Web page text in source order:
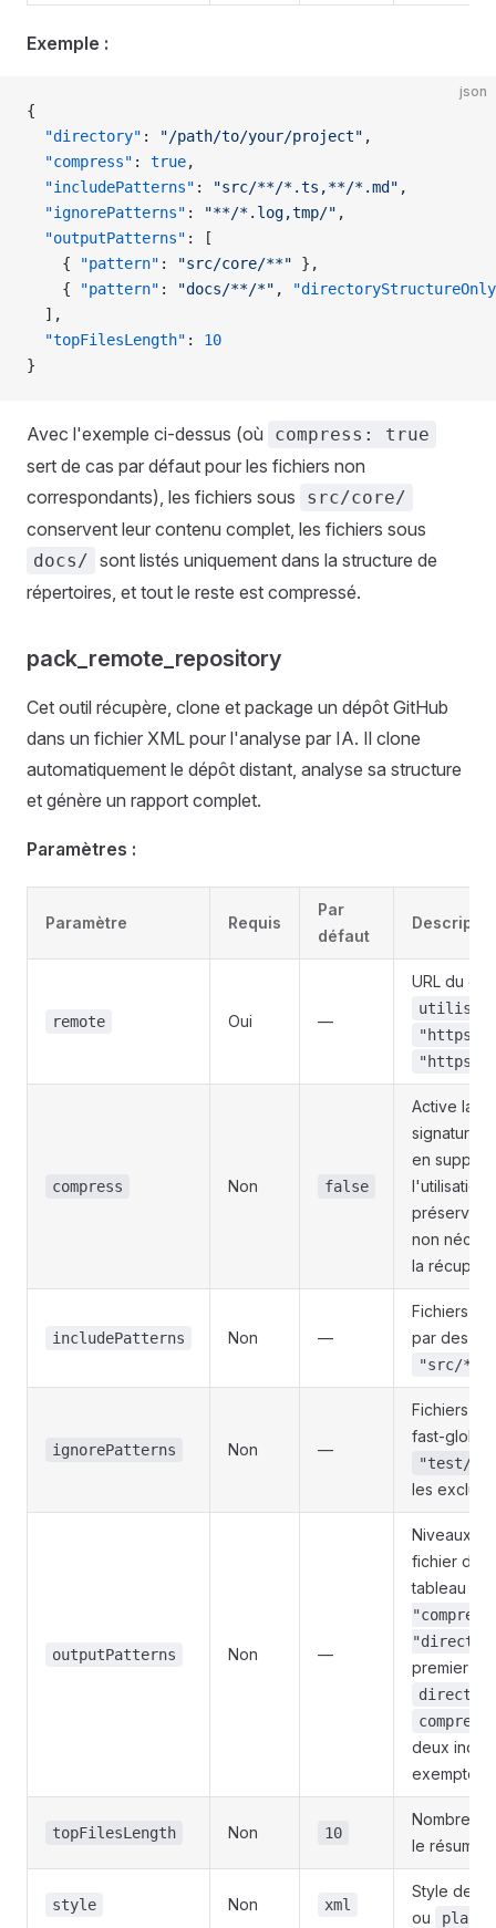
Exemple :
json
{
  "directory"
: "/path/to/your/project" ,
  "compress"
: true,
  "includePatterns"
: "src/**/*.ts,**/*.md" ,
  "ignorePatterns"
: "**/*.log,tmp/" ,
  "outputPatterns"
: [
    {
"pattern" : "src/core/**" },
    {
"pattern" : "docs/**/*" ,
  ],
  "topFilesLength"
: 10
}
Avec l'exemple ci-dessus (où compress: true
sert de cas par défaut pour les fichiers non
correspondants), les fichiers sous
src/core/
conservent leur contenu complet, les fichiers sous
docs/ sont listés uniquement dans la structure de
répertoires, et tout le reste est compressé.
pack_remote_repository
Cet outil récupère, clone et package un dépôt GitHub
dans un fichier XML pour l'analyse par IA. Il clone
automatiquement le dépôt distant, analyse sa structure
et génère un rapport complet.
Paramètres :
Paramètre Requis
Par
défaut
remote Oui —
URL du
"https://
"https://
compress Non false
Active la
signatures
en
l'utilisation
préservant
non
la
includePatterns Non —
Fichiers à
par des
"src/
ignorePatterns Non —
Fichiers
fast-glob.
"test/
les
outputPatterns Non —
Niveaux
fichier de
tableau
premier
compress
deux
exempter
topFilesLength Non 10
Nombre
le résumé
style Non xml
Style de
ou
plain